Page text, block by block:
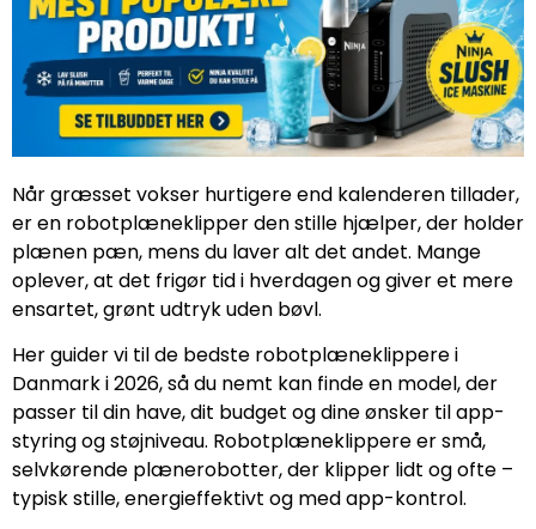
Når græsset vokser hurtigere end kalenderen tillader,
er en robotplæneklipper den stille hjælper, der holder
plænen pæn, mens du laver alt det andet. Mange
oplever, at det frigør tid i hverdagen og giver et mere
ensartet, grønt udtryk uden bøvl.
Her guider vi til de bedste robotplæneklippere i
Danmark i 2026, så du nemt kan finde en model, der
passer til din have, dit budget og dine ønsker til app-
styring og støjniveau. Robotplæneklippere er små,
selvkørende plænerobotter, der klipper lidt og ofte –
typisk stille, energieffektivt og med app-kontrol.